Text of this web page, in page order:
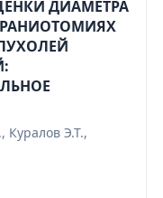
ДИАМЕТРА
Куралов Э.Т.,